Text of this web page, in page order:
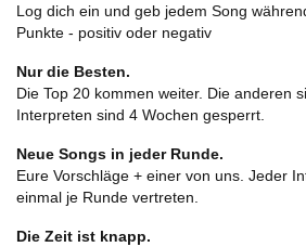
Log dich ein und geb jedem Song
Punkte - positiv oder negativ
Nur die Besten.
Die Top 20 kommen weiter. Die anderen
Interpreten sind 4 Wochen gesperrt.
Neue Songs in jeder Runde.
Eure Vorschläge + einer von uns. Jeder
einmal je Runde vertreten.
Die Zeit ist knapp.